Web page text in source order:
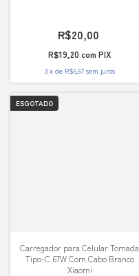
R$20,00
R$19,20 com PIX
3 x de R$6,67 sem juros
ESGOTADO
Carregador para Celular Tomada
Tipo-C 67W Com Cabo Branco
Xiaomi